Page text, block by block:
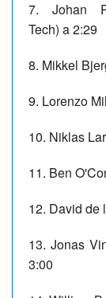
7. Johan
Tech) a 2:29
8. Mikkel
9. Lorenzo
10. Niklas
11. Ben
12. David de
13. Jonas
3:00